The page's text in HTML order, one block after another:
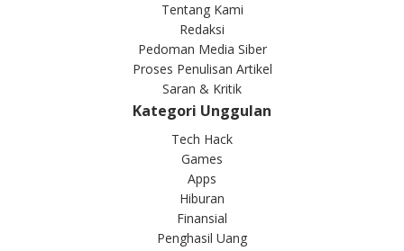
Tentang Kami
Redaksi
Pedoman Media Siber
Proses Penulisan Artikel
Saran & Kritik
Kategori Unggulan
Tech Hack
Games
Apps
Hiburan
Finansial
Penghasil Uang